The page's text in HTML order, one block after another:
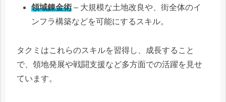
領域錬金術 – 大規模な土地改良や、街全体のイ
ンフラ構築などを可能にするスキル。
タクミはこれらのスキルを習得し、成長すること
で、領地発展や戦闘支援など多方面での活躍を見せ
ています。